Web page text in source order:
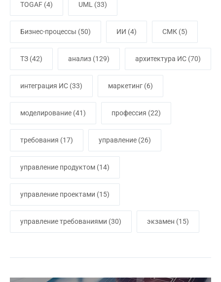
TOGAF (4) UML (33)
Бизнес-процессы (50) ИИ (4) СМК (5)
ТЗ (42) анализ (129) архитектура ИС (70)
интеграция ИС (33) маркетинг (6)
моделирование (41) профессия (22)
требования (17) управление (26)
управление продуктом (14)
управление проектами (15)
управление требованиями (30) экзамен (15)